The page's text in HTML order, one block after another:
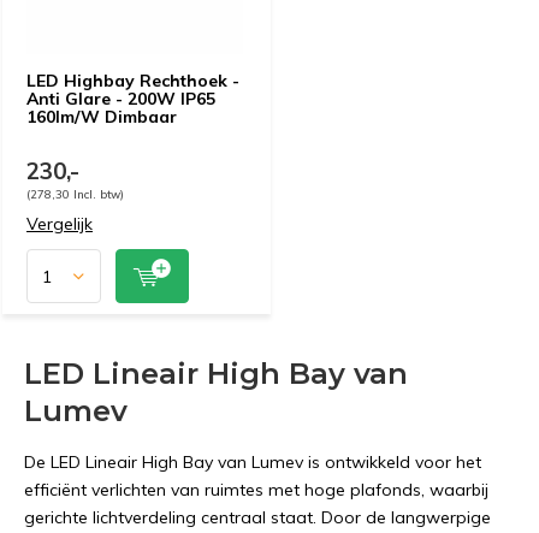
LED Highbay Rechthoek -
Anti Glare - 200W IP65
160lm/W Dimbaar
230,-
(278,30 Incl. btw)
Vergelijk
LED Lineair High Bay van
Lumev
De LED Lineair High Bay van Lumev is ontwikkeld voor het
efficiënt verlichten van ruimtes met hoge plafonds, waarbij
gerichte lichtverdeling centraal staat. Door de langwerpige